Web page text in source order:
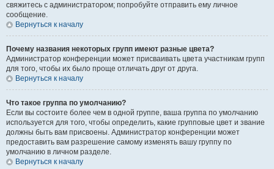
свяжитесь с администратором; попробуйте отправить ему личное
сообщение.
Вернуться к началу
Почему названия некоторых групп имеют разные цвета?
Администратор конференции может присваивать цвета участникам групп
для того, чтобы их было проще отличать друг от друга.
Вернуться к началу
Что такое группа по умолчанию?
Если вы состоите более чем в одной группе, ваша группа по умолчанию
используется для того, чтобы определить, какие групповые цвет и звание
должны быть вам присвоены. Администратор конференции может
предоставить вам разрешение самому изменять вашу группу по
умолчанию в личном разделе.
Вернуться к началу